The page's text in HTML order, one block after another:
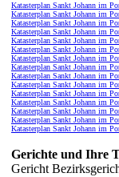
Katasterplan Sankt Johann im
Katasterplan Sankt Johann im
Katasterplan Sankt Johann im
Katasterplan Sankt Johann im
Katasterplan Sankt Johann im
Katasterplan Sankt Johann im
Katasterplan Sankt Johann im
Katasterplan Sankt Johann im
Katasterplan Sankt Johann im
Katasterplan Sankt Johann im
Katasterplan Sankt Johann im
Katasterplan Sankt Johann im
Katasterplan Sankt Johann im
Katasterplan Sankt Johann im
Katasterplan Sankt Johann im
Gerichte und Ihre
Gericht